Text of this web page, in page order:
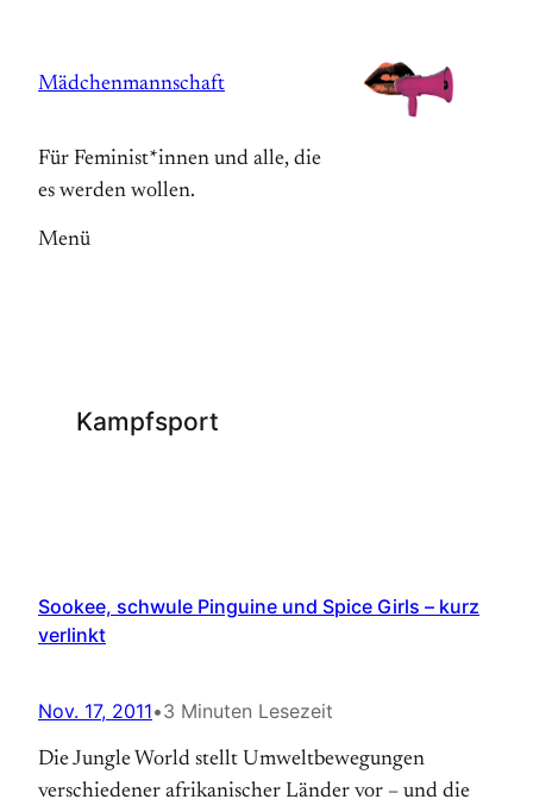
springen
Mädchenmannschaft
Für Feminist*innen und alle, die
es werden wollen.
Menü
Kampfsport
Sookee, schwule Pinguine und Spice Girls – kurz
verlinkt
Nov. 17, 2011•3 Minuten Lesezeit
Die Jungle World stellt Umweltbewegungen
verschiedener afrikanischer Länder vor – und die